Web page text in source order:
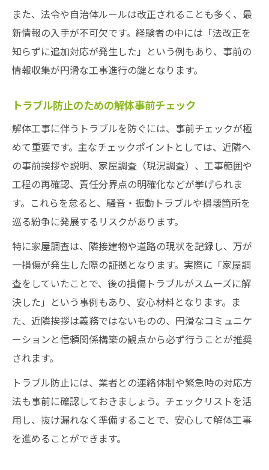
また、法令や自治体ルールは改正されることも多く、最
新情報の入手が不可欠です。経験者の中には「法改正を
知らずに追加対応が発生した」という例もあり、事前の
情報収集が円滑な工事進行の鍵となります。
トラブル防止のための解体事前チェック
解体工事に伴うトラブルを防ぐには、事前チェックが極
めて重要です。主なチェックポイントとしては、近隣へ
の事前挨拶や説明、家屋調査（現況調査）、工事範囲や
工程の再確認、責任分界点の明確化などが挙げられま
す。これらを怠ると、騒音・振動トラブルや損壊箇所を
巡る紛争に発展するリスクがあります。
特に家屋調査は、隣接建物や道路の現状を記録し、万が
一損傷が発生した際の証拠となります。実際に「家屋調
査をしていたことで、後の損傷トラブルがスムーズに解
決した」という事例もあり、安心材料となります。ま
た、近隣挨拶は義務ではないものの、円滑なコミュニケ
ーションと信頼関係構築の観点から必ず行うことが推奨
されます。
トラブル防止には、業者との連絡体制や緊急時の対応方
法も事前に確認しておきましょう。チェックリストを活
用し、抜け漏れなく準備することで、安心して解体工事
を進めることができます。